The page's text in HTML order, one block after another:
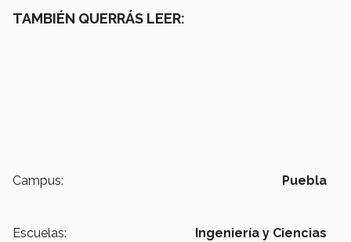
TAMBIÉN QUERRÁS LEER:
Campus: Puebla
Escuelas: Ingeniería y Ciencias